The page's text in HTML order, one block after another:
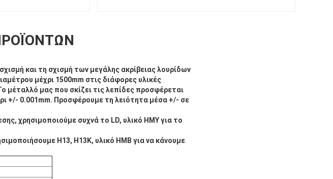
και τη σχισμή των μεγάλης ακρίβειας λουρίδων
μέχρι 1500mm στις διάφορες υλικές
μέταλλό μας που σκίζει τις λεπίδες προσφέρεται
+/- 0.001mm. Προσφέρουμε τη λειότητα μέσα +/- σε
χρησιμοποιούμε συχνά το LD, υλικό HMY για το
H13, H13K, υλικό HMB για να κάνουμε